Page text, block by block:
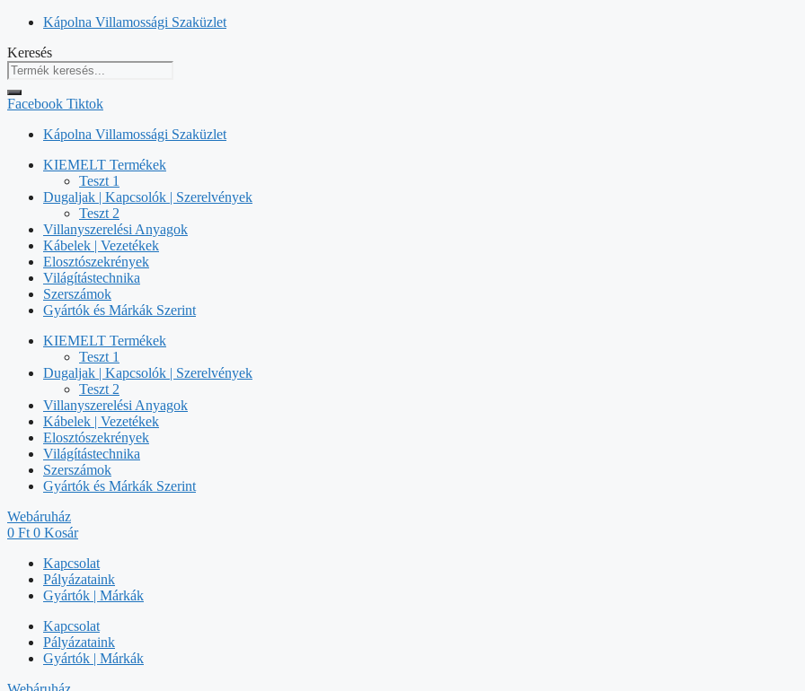
Kilépés
tartalomba
Kápolna Villamossági Szaküzlet
Keresés
Facebook Tiktok
Kápolna Villamossági Szaküzlet
KIEMELT Termékek
Teszt 1
Dugaljak | Kapcsolók | Szerelvények
Teszt 2
Villanyszerelési Anyagok
Kábelek | Vezetékek
Elosztószekrények
Világítástechnika
Szerszámok
Gyártók és Márkák Szerint
KIEMELT Termékek
Teszt 1
Dugaljak | Kapcsolók | Szerelvények
Teszt 2
Villanyszerelési Anyagok
Kábelek | Vezetékek
Elosztószekrények
Világítástechnika
Szerszámok
Gyártók és Márkák Szerint
Webáruház
0 Ft 0 Kosár
Kapcsolat
Pályázataink
Gyártók | Márkák
Kapcsolat
Pályázataink
Gyártók | Márkák